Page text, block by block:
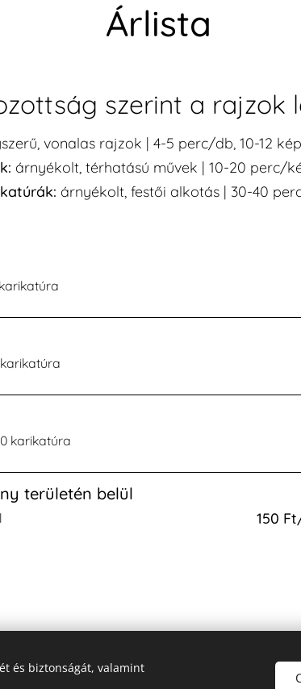
Árlista
szerint a rajzok
vonalas rajzok | 4-5 perc/db, 10-12
árnyékolt, térhatású művek | 10-20 perc/
árnyékolt, festői alkotás | 30-40
karikatúra
területén belül
150
táncpedagógus, okl. szertartásvezető, esküvői
és biztonságát, valamint